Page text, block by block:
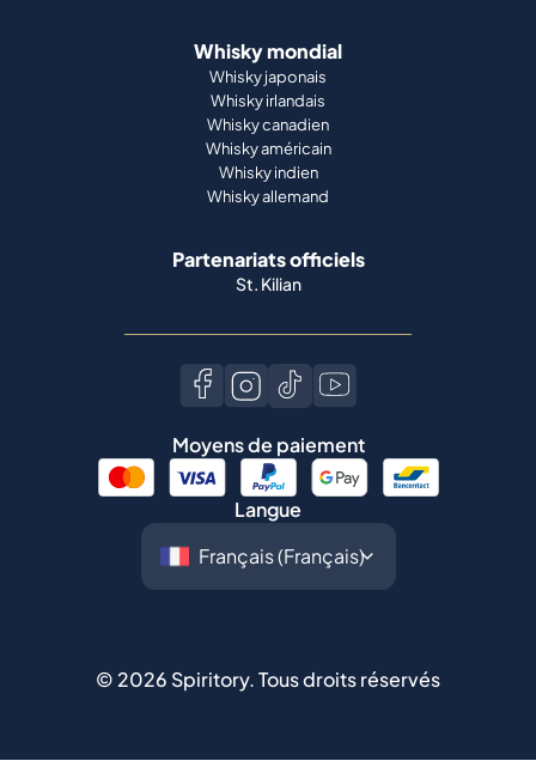
Whisky mondial
Whisky japonais
Whisky irlandais
Whisky canadien
Whisky américain
Whisky indien
Whisky allemand
Partenariats officiels
St. Kilian
Moyens de paiement
Langue
© 2026 Spiritory.Tous droits réservés